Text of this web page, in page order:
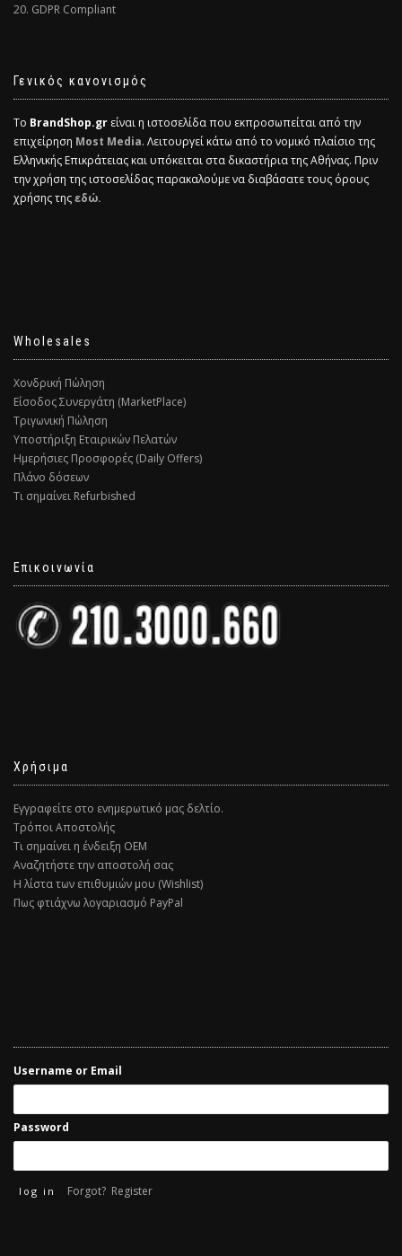
20. GDPR Compliant
Γενικός κανονισμός
Το BrandShop.gr είναι η ιστοσελίδα που εκπροσωπείται από την
επιχείρηση Most Media. Λειτουργεί κάτω από το νομικό πλαίσιο της
Ελληνικής Επικράτειας και υπόκειται στα δικαστήρια της Αθήνας. Πριν
την χρήση της ιστοσελίδας παρακαλούμε να διαβάσατε τους όρους
χρήσης τηςεδώ.
Wholesales
Χονδρική Πώληση
Είσοδος Συνεργάτη (MarketPlace)
Τριγωνική Πώληση
Υποστήριξη Εταιρικών Πελατών
Ημερήσιες Προσφορές (Daily Offers)
Πλάνο δόσεων
Τι σημαίνει Refurbished
Επικοινωνία
Χρήσιμα
Εγγραφείτε στο ενημερωτικό μας δελτίο.
Τρόποι Αποστολής
Τι σημαίνει η ένδειξη ΟΕΜ
Αναζητήστε την αποστολή σας
Η λίστα των επιθυμιών μου (Wishlist)
Πως φτιάχνω λογαριασμό PayPal
Username or Email
Password
Forgot? Register